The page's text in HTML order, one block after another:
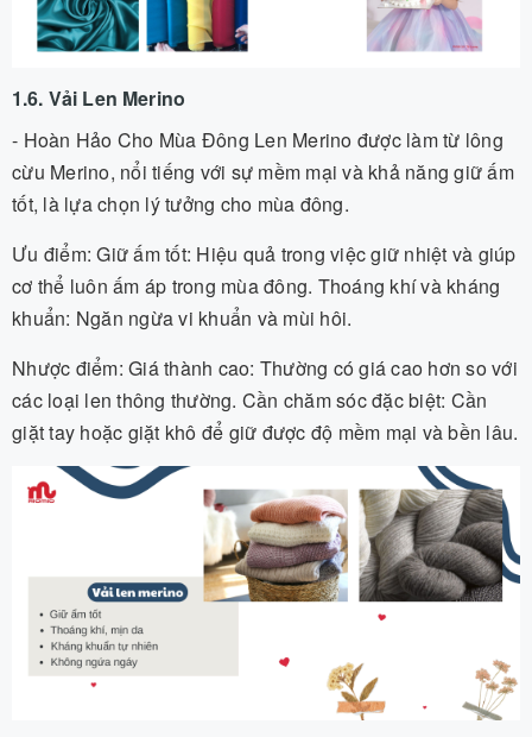
1.6. Vải Len Merino
- Hoàn Hảo Cho Mùa Đông Len Merino được làm từ lông
cừu Merino, nổi tiếng với sự mềm mại và khả năng giữ ấm
tốt, là lựa chọn lý tưởng cho mùa đông.
Ưu điểm: Giữ ấm tốt: Hiệu quả trong việc giữ nhiệt và giúp
cơ thể luôn ấm áp trong mùa đông. Thoáng khí và kháng
khuẩn: Ngăn ngừa vi khuẩn và mùi hôi.
Nhược điểm: Giá thành cao: Thường có giá cao hơn so với
các loại len thông thường. Cần chăm sóc đặc biệt: Cần
giặt tay hoặc giặt khô để giữ được độ mềm mại và bền lâu.